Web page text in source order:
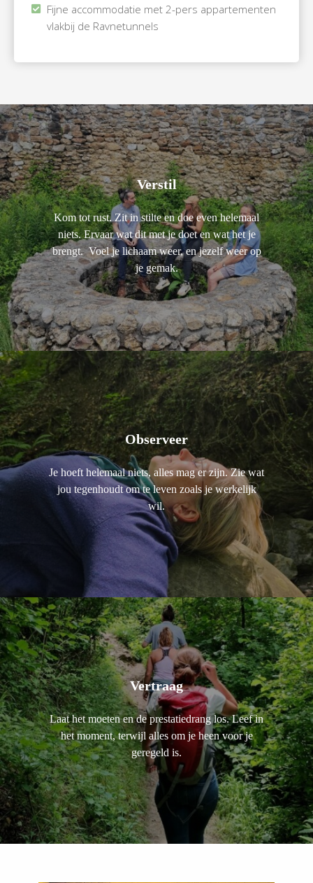
Fijne accommodatie met 2-pers appartementen
vlakbij de Ravnetunnels
Verstil
Kom tot rust. Zit in stilte en doe even helemaal
niets. Ervaar wat dit met je doet en wat het je
brengt. Voel je lichaam weer, en jezelf weer op
je gemak.
Observeer
Je hoeft helemaal niets, alles mag er zijn. Zie wat
jou tegenhoudt om te leven zoals je werkelijk
wil.
Vertraag
Laat het moeten en de prestatiedrang los. Leef in
het moment, terwijl alles om je heen voor je
geregeld is.